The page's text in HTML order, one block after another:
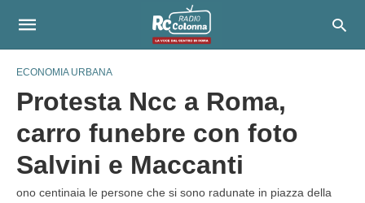
ECONOMIA URBANA
Protesta Ncc a Roma,
carro funebre con foto
Salvini e Maccanti
ono centinaia le persone che si sono radunate in piazza della